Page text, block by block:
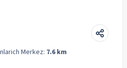
Merkez: 7.6 km